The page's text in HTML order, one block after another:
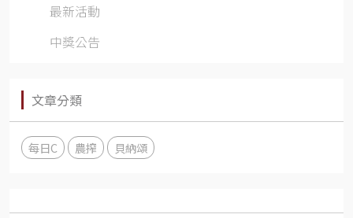
最新活動
中獎公告
文章分類
每日C 農搾 貝納頌